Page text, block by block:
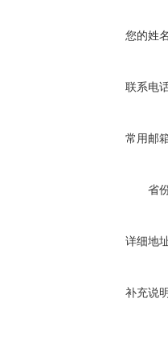
您的姓
联系电
常用邮
省
详细地
补充说